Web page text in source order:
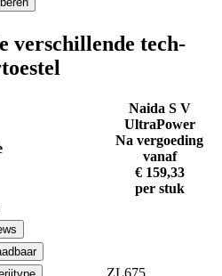
verschillende tech-
Naida S V
UltraPower
Na vergoeding
vanaf
€ 159,33
per stuk
ZL675